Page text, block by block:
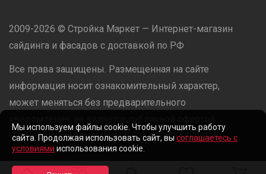
2009-2026 © Стройка Маркет — Интернет-магазин
сайдинга и фасадов с доставкой по РФ
Все права защищены. Размещенная на сайте
информация носит ознакомительный характер,
может меняться без предварительного
ООО «Стройка Маркет» | ОГРН: 1235000079918
Разработано в
Мы используем файлы cookie. Чтобы улучшить работу
сайта. Продолжая использовать сайт, вы соглашаетесь с
условиями использования cookie.